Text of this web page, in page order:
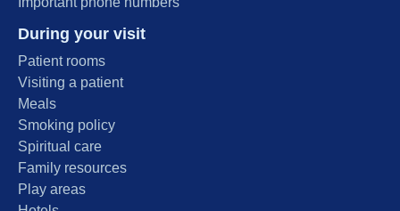
During your visit
Patient rooms
Visiting a patient
Meals
Smoking policy
Spiritual care
Family resources
Play areas